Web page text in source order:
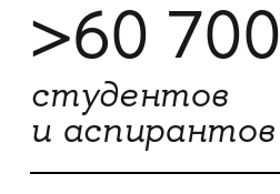
>60 700
студентов
и аспирантов